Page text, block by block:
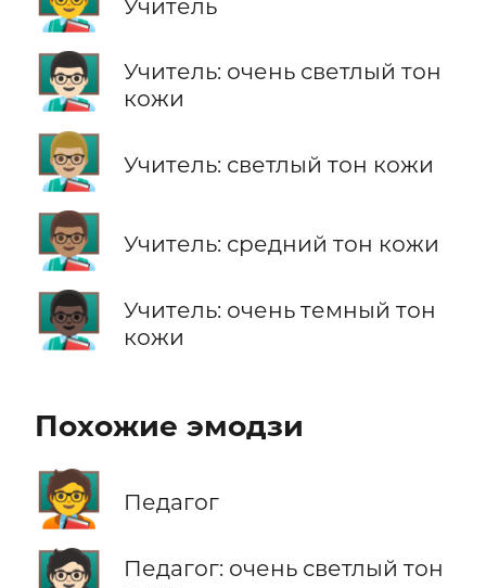
Учитель
👨🏻‍🏫
Учитель: очень светлый тон
кожи
👨🏼‍🏫 Учитель: светлый тон кожи
👨🏽‍🏫 Учитель: средний тон кожи
👨🏿‍🏫
Учитель: очень темный тон
кожи
Похожие эмодзи
🧑‍🏫 Педагог
Педагог: очень светлый тон